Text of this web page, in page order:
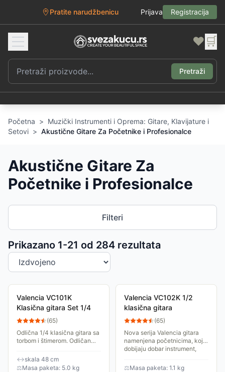
Pratite narudžbenicu Prijava Registracija
❤️ 🛒
Pretraži
Početna > Muzički Instrumenti i Oprema: Gitare, Klavijature i
Setovi > Akustične Gitare Za Početnike i Profesionalce
Akustične Gitare Za
Početnike i Profesionalce
Filteri
Prikazano 1-21 od 284 rezultata
Sortiranje proizvoda
Valencia VC101K
Klasična gitara Set 1/4
(65)
Odlična 1/4 klasična gitara sa
torbom i štimerom. Odličan
najlonskim žicama, torbom i
štimerom.
↔skala 48 cm
⚖Masa paketa: 5.0 kg
Valencia VC102K 1/2
klasična gitara
(65)
Nova serija Valencia gitara
namenjena početnicima, koji
dobijaju dobar instrument,
štimer.
⚖Masa paketa: 1.1 kg